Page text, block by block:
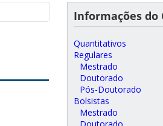
Informações do
Quantitativos
Regulares
Mestrado
Doutorado
Pós-Doutorado
Bolsistas
Mestrado